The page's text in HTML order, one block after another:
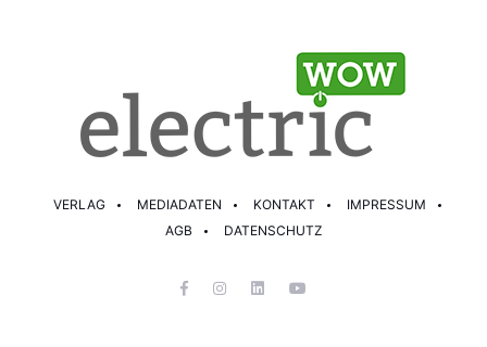
VERLAG MEDIADATEN KONTAKT
IMPRESSUM
AGB
DATENSCHUTZ